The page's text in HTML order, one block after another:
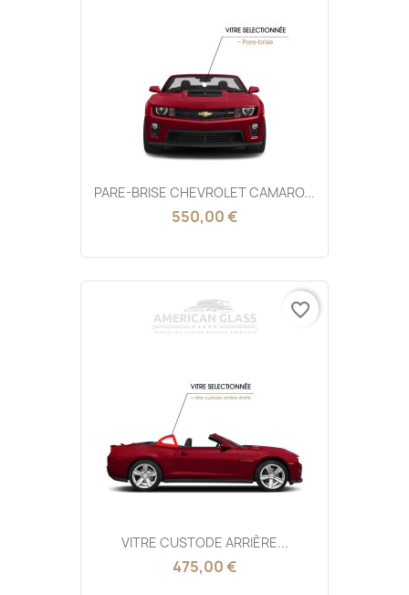
PARE-BRISE CHEVROLET CAMARO...
550,00 €
VITRE CUSTODE ARRIÈRE...
475,00 €
favorite_border